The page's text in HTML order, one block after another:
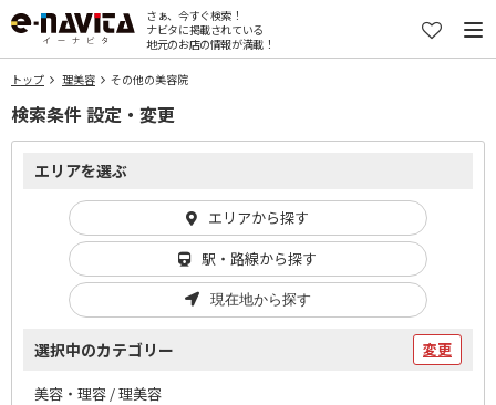
さぁ、今すぐ検索！
ナビタに掲載されている
地元のお店の情報が満載！
トップ 理美容 その他の美容院
検索条件 設定・変更
エリアを選ぶ
エリアから探す
駅・路線から探す
現在地から探す
選択中のカテゴリー 変更
美容・理容 / 理美容